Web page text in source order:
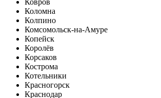
Коломна
Колпино
Комсомольск-на-Амуре
Копейск
Королёв
Корсаков
Кострома
Котельники
Красногорск
Краснодар